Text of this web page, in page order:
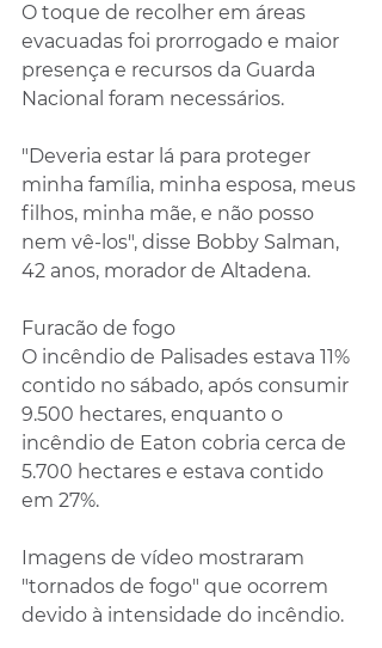
O toque de recolher em áreas
evacuadas foi prorrogado e maior
presença e recursos da Guarda
Nacional foram necessários.
"Deveria estar lá para proteger
minha família, minha esposa, meus
filhos, minha mãe, e não posso
nem vê-los", disse Bobby Salman,
42 anos, morador de Altadena.
Furacão de fogo
O incêndio de Palisades estava 11%
contido no sábado, após consumir
9.500 hectares, enquanto o
incêndio de Eaton cobria cerca de
5.700 hectares e estava contido
em 27%.
Imagens de vídeo mostraram
"tornados de fogo" que ocorrem
devido à intensidade do incêndio.